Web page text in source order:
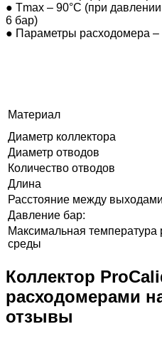
● Tmax – 90°C (при
6 бар)
● Параметры расходомера –
Материал
Диаметр коллектора
Диаметр отводов
Количество отводов
Длина
Расстояние между
Давление бар:
Максимальная температура
среды
Коллектор
расходомерами
отзывы